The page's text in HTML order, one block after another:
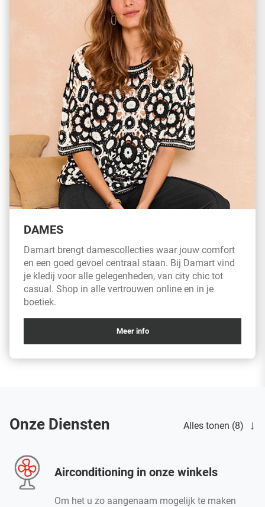
DAMES
Damart brengt damescollecties waar jouw comfort
en een goed gevoel centraal staan. Bij Damart vind
je kledij voor alle gelegenheden, van city chic tot
casual. Shop in alle vertrouwen online en in je
boetiek.
Meer info
Onze Diensten Alles tonen (8)
Airconditioning in onze winkels
Om het u zo aangenaam mogelijk te maken